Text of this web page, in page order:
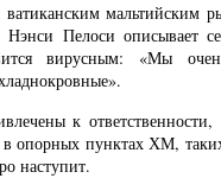
ватиканским мальтийским
Нэнси Пелоси описывает
вирусным: «Мы
к ответственности,
опорных пунктах ХМ,
наступит.